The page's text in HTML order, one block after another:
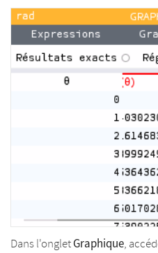
Dans l'ongletGraphique,